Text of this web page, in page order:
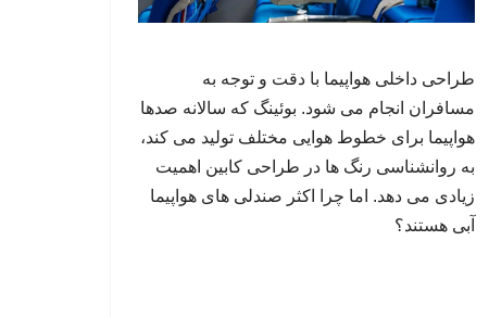
طراحی داخلی هواپیما با دقت و توجه به
مسافران انجام می شود. بوئینگ که سالانه صدها
هواپیما برای خطوط هوایی مختلف تولید می کند،
به روانشناسی رنگ ها در طراحی کابین اهمیت
زیادی می دهد. اما چرا اکثر صندلی های هواپیما
آبی هستند؟